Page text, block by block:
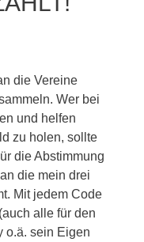
die Vereine
Wer bei
und helfen
zu holen, sollte
die Abstimmung
die mein drei
Mit jedem Code
alle für den
o.ä. sein Eigen